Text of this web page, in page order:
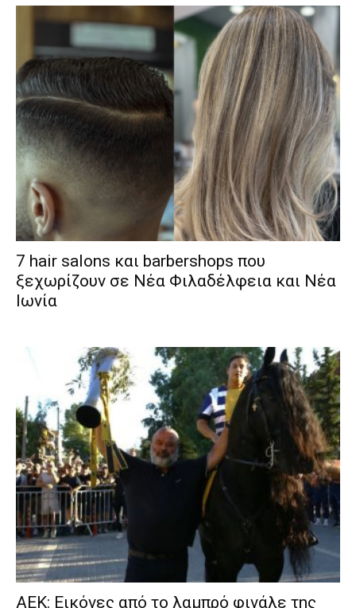
7 hair salons και barbershops που
ξεχωρίζουν σε Νέα Φιλαδέλφεια και Νέα
Ιωνία
ΑΕΚ: Εικόνες από το λαμπρό φινάλε της